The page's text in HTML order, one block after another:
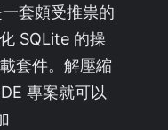
套頗受推祟的
SQLite 的操
套件。解壓縮
專案就可以